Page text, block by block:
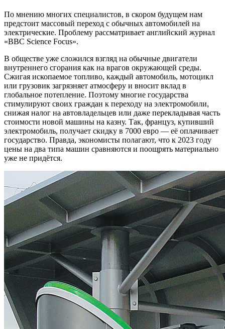
По мнению многих специалистов, в скором будущем нам
предстоит массовый переход с обычных автомобилей на
электрические. Проблему рассматривает английский журнал
«BBC Science Focus».
В обществе уже сложился взгляд на обычные двигатели
внутреннего сгорания как на врагов окружающей среды.
Сжигая ископаемое топливо, каждый автомобиль, мотоцикл
или грузовик загрязняет атмосферу и вносит вклад в
глобальное потепление. Поэтому многие государства
стимулируют своих граждан к переходу на электромобили,
снижая налог на автовладельцев или даже перекладывая часть
стоимости новой машины на казну. Так, француз, купивший
электромобиль, получает скидку в 7000 евро — её оплачивает
государство. Правда, экономисты полагают, что к 2023 году
цены на два типа машин сравняются и поощрять материально
уже не придётся.